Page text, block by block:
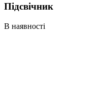
Підсвічник
В наявності